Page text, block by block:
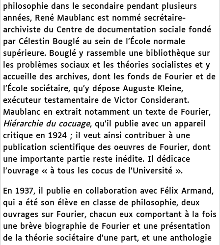
philosophie dans le secondaire pendant plusieurs
années, René Maublanc est nommé secrétaire-
archiviste du Centre de documentation sociale fondé
par Célestin Bouglé au sein de l’École normale
supérieure. Bouglé y rassemble une bibliothèque sur
les problèmes sociaux et les théories socialistes et y
accueille des archives, dont les fonds de Fourier et de
l’École sociétaire, qu’y dépose Auguste Kleine,
exécuteur testamentaire de Victor Considerant.
Maublanc en extrait notamment un texte de Fourier,
Hiérarchie du cocuage, qu’il publie avec un appareil
critique en 1924 ; il veut ainsi contribuer à une
publication scientifique des oeuvres de Fourier, dont
une importante partie reste inédite. Il dédicace
l’ouvrage « à tous les cocus de l’Université ».
En 1937, il publie en collaboration avec Félix Armand,
qui a été son élève en classe de philosophie, deux
ouvrages sur Fourier, chacun eux comportant à la fois
une brève biographie de Fourier et une présentation
de la théorie sociétaire d’une part, et une anthologie